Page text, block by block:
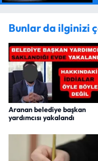
Bunlar da ilginizi
Aranan belediye başkan
yardımcısı yakalandı